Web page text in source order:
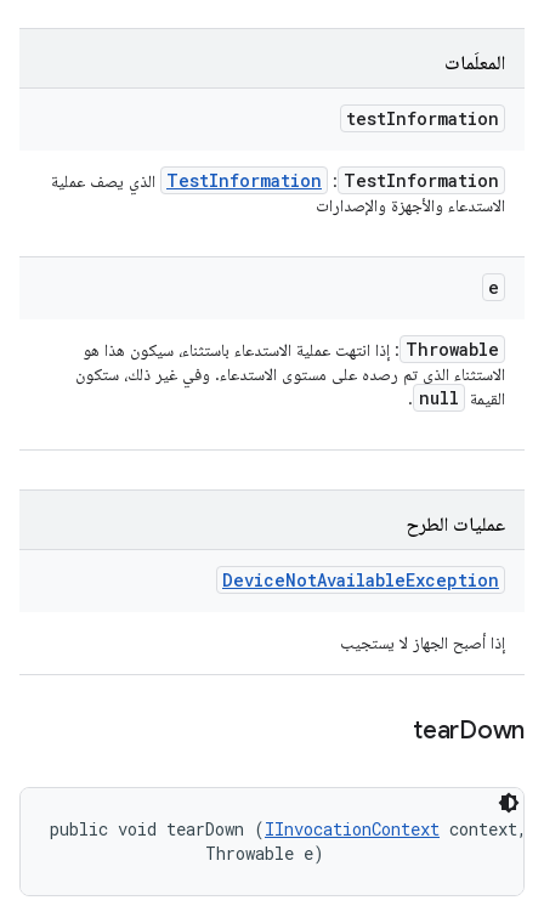
المعلَمات
testInformation
TestInformation
: ‏
TestInformation
الذي يصف عملية
الاستدعاء والأجهزة والإصدارات
e
Throwable : إذا انتهت عملية الاستدعاء باستثناء، سيكون هذا هو
الاستثناء الذي تم رصده على مستوى الاستدعاء. وفي غير ذلك، ستكون
القيمة
null
.
عمليات الطرح
DeviceNotAvailableException
إذا أصبح الجهاز لا يستجيب
tearDown
public void tearDown (IInvocationContext context,
                Throwable e)